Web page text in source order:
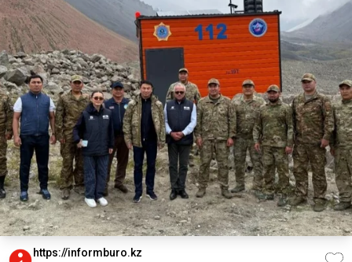
https://informburo.kz